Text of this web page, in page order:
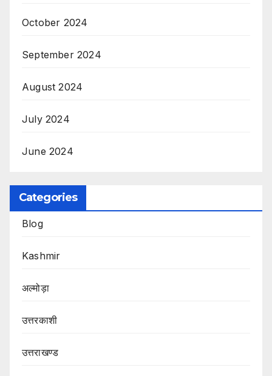
October 2024
September 2024
August 2024
July 2024
June 2024
Categories
Blog
Kashmir
अल्मोड़ा
उत्तरकाशी
उत्तराखण्ड